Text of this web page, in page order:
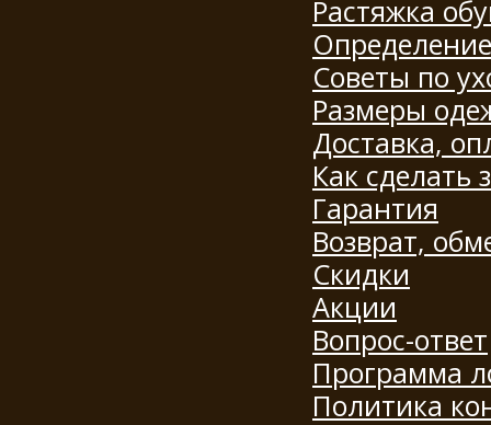
Растяжка
Советы по
Размеры
Доставка,
Как сделать
Гарантия
Возврат,
Скидки
Акции
Вопрос-ответ
Программа
Политика